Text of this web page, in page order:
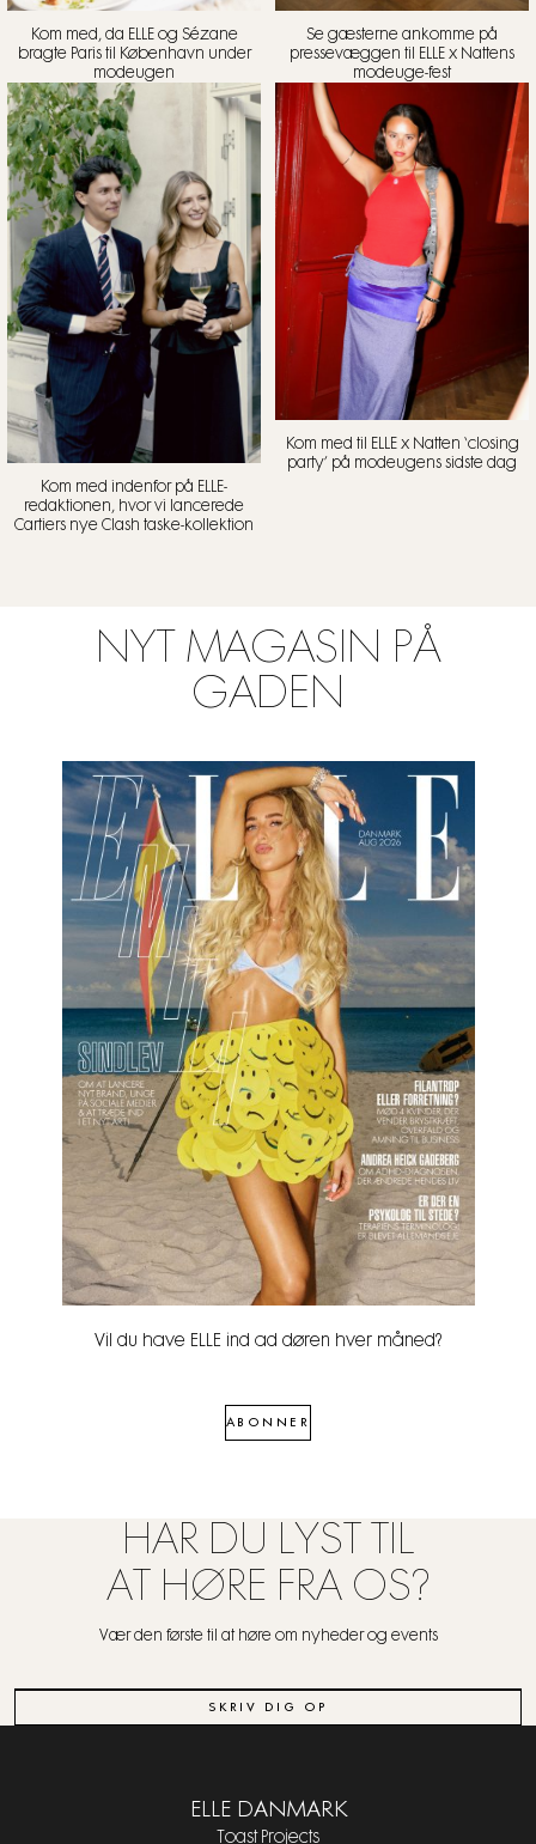
Kom med, da ELLE og Sézane
bragte Paris til København under
modeugen
Se gæsterne ankomme på
pressevæggen til ELLE x Nattens
modeuge-fest
Kom med indenfor på ELLE-
redaktionen, hvor vi lancerede
Cartiers nye Clash taske-kollektion
Kom med til ELLE x Natten ‘closing
party’ på modeugens sidste dag
NYT MAGASIN PÅ
GADEN
Vil du have ELLE ind ad døren hver måned?
ABONNER
HAR DU LYST TIL
AT HØRE FRA OS?
Vær den første til at høre om nyheder og events
SKRIV DIG OP
ELLE DANMARK
Toast Projects